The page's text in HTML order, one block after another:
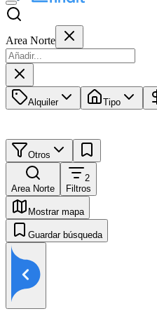
Area Norte
Alquiler Tipo
Otros
Area Norte
2
Filtros
Mostrar mapa
Guardar búsqueda